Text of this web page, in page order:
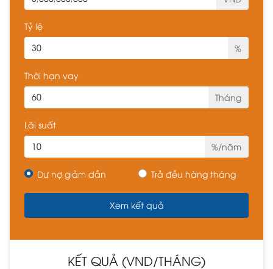
Tỷ lệ
%
Thời hạn vay
Tháng
Lãi suất
%/năm
Dư nợ giảm dần Trả đều hàng tháng
KẾT QUẢ (VND/THÁNG)